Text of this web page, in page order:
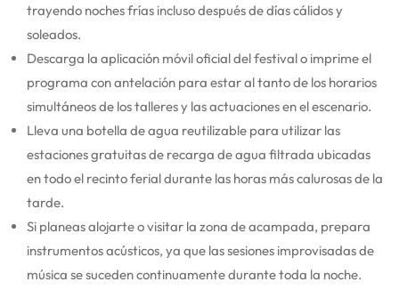
trayendo noches frías incluso después de días cálidos y
soleados.
Descarga la aplicación móvil oficial del festival o imprime el
programa con antelación para estar al tanto de los horarios
simultáneos de los talleres y las actuaciones en el escenario.
Lleva una botella de agua reutilizable para utilizar las
estaciones gratuitas de recarga de agua filtrada ubicadas
en todo el recinto ferial durante las horas más calurosas de la
tarde.
Si planeas alojarte o visitar la zona de acampada, prepara
instrumentos acústicos, ya que las sesiones improvisadas de
música se suceden continuamente durante toda la noche.